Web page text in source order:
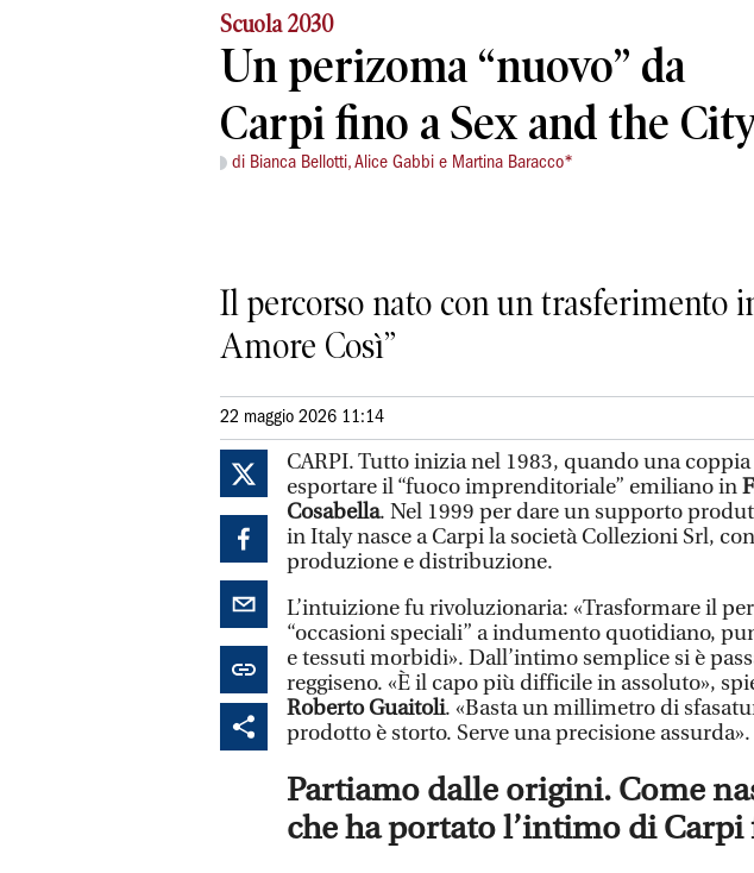
Scuola 2030
Un perizoma “nuovo” da
Carpi fino a Sex and the
di Bianca Bellotti, Alice Gabbi e Martina Baracco*
Il percorso nato con un trasferimento
Amore Così”
22 maggio 2026 11:14
CARPI. Tutto inizia nel 1983, quando una
esportare il “fuoco imprenditoriale” emiliano in
Cosabella. Nel 1999 per dare un supporto
in Italy nasce a Carpi la società Collezioni Srl,
produzione e distribuzione.
L’intuizione fu rivoluzionaria: «Trasformare il
“occasioni speciali” a indumento quotidiano,
e tessuti morbidi». Dall’intimo semplice si è
reggiseno. «È il capo più difficile in assoluto»,
Roberto Guaitoli. «Basta un millimetro di
prodotto è storto. Serve una precisione assurda».
Partiamo dalle origini. Come
che ha portato l’intimo di